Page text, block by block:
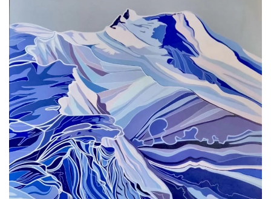
Voir l'image